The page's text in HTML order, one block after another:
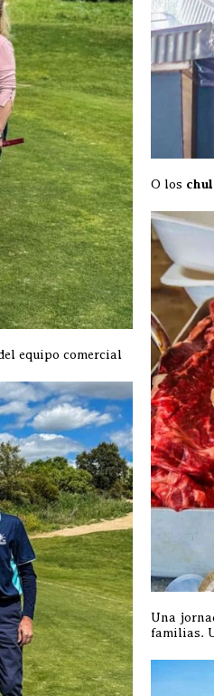
equipo comercial
O los
Una
familias.